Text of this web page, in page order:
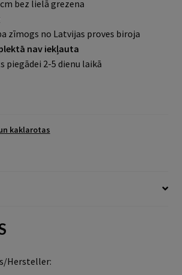
bez lielā grezena
zīmogs no Latvijas proves biroja
nav iekļauta
piegādei 2-5 dienu laikā
kaklarotas
Hersteller: